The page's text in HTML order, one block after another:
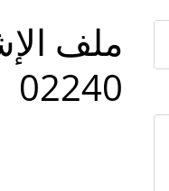
02240